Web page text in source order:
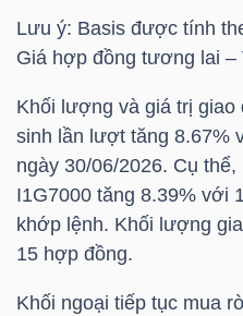
Lưu ý: Basis được tính
Giá hợp đồng tương lai –
Khối lượng và giá trị
sinh lần lượt tăng 8.67%
ngày 30/06/2026. Cụ
I1G7000 tăng 8.39% với
khớp lệnh. Khối lượng
15 hợp đồng.
Khối ngoại tiếp tục mua
CÔNG
NGHIỆP
TIÊU
DÙNG
KHÔNG
THIẾT